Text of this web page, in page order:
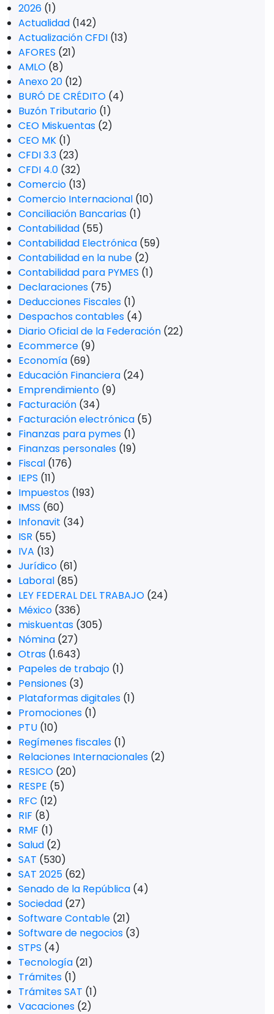
2026 (1)
Actualidad (142)
Actualización CFDI (13)
AFORES (21)
AMLO (8)
Anexo 20 (12)
BURÓ DE CRÉDITO (4)
Buzón Tributario (1)
CEO Miskuentas (2)
CEO MK (1)
CFDI 3.3 (23)
CFDI 4.0 (32)
Comercio (13)
Comercio Internacional (10)
Conciliación Bancarias (1)
Contabilidad (55)
Contabilidad Electrónica (59)
Contabilidad en la nube (2)
Contabilidad para PYMES (1)
Declaraciones (75)
Deducciones Fiscales (1)
Despachos contables (4)
Diario Oficial de la Federación (22)
Ecommerce (9)
Economía (69)
Educación Financiera (24)
Emprendimiento (9)
Facturación (34)
Facturación electrónica (5)
Finanzas para pymes (1)
Finanzas personales (19)
Fiscal (176)
IEPS (11)
Impuestos (193)
IMSS (60)
Infonavit (34)
ISR (55)
IVA (13)
Jurídico (61)
Laboral (85)
LEY FEDERAL DEL TRABAJO (24)
México (336)
miskuentas (305)
Nómina (27)
Otras (1.643)
Papeles de trabajo (1)
Pensiones (3)
Plataformas digitales (1)
Promociones (1)
PTU (10)
Regímenes fiscales (1)
Relaciones Internacionales (2)
RESICO (20)
RESPE (5)
RFC (12)
RIF (8)
RMF (1)
Salud (2)
SAT (530)
SAT 2025 (62)
Senado de la República (4)
Sociedad (27)
Software Contable (21)
Software de negocios (3)
STPS (4)
Tecnología (21)
Trámites (1)
Trámites SAT (1)
Vacaciones (2)